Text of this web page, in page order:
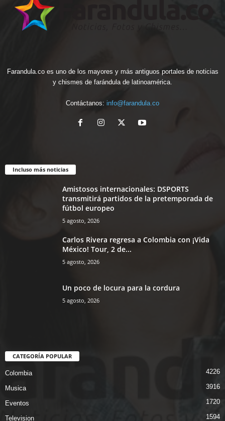
Farandula.co es uno de los mayores y más antiguos portales de noticias
y chismes de farándula de latinoamérica.
Contáctanos: info@farandula.co
Incluso más noticias
Amistosos internacionales: DSPORTS
transmitirá partidos de la pretemporada de
fútbol europeo
5 agosto, 2026
Carlos Rivera regresa a Colombia con ¡Vida
México! Tour, 2 de...
5 agosto, 2026
Un poco de locura para la cordura
5 agosto, 2026
CATEGORÍA POPULAR
Colombia 4226
Musica 3916
Eventos 1720
Television 1594